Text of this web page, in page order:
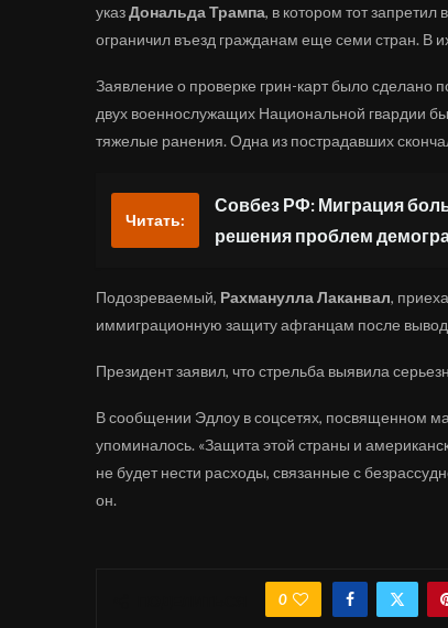
указДональда Трампа, в котором тот
ограничил въезд гражданам еще семи стран. В
Заявление о проверке грин-карт было сделано
двух военнослужащих Национальной гвардии
тяжелые ранения. Одна из пострадавших
Читать:
Совбез РФ: Миграция
решения проблем
Подозреваемый, Рахманулла Лаканвал,
иммиграционную защиту афганцам после
Президент заявил, что стрельба выявила
В сообщении Эдлоу в соцсетях, посвященном
упоминалось. «Защита этой страны и
не будет нести расходы, связанные с
он.
0